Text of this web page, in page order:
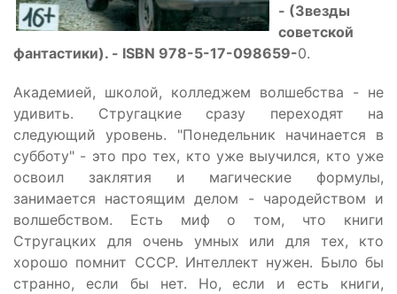
- (Звезды
советской
фантастики). - ISBN 978-5-17-098659-0.
Академией, школой, колледжем волшебства - не
удивить. Стругацкие сразу переходят на
следующий уровень. "Понедельник начинается в
субботу" - это про тех, кто уже выучился, кто уже
освоил заклятия и магические формулы,
занимается настоящим делом - чародейством и
волшебством. Есть миф о том, что книги
Стругацких для очень умных или для тех, кто
хорошо помнит СССР. Интеллект нужен. Было бы
странно, если бы нет. Но, если и есть книги,